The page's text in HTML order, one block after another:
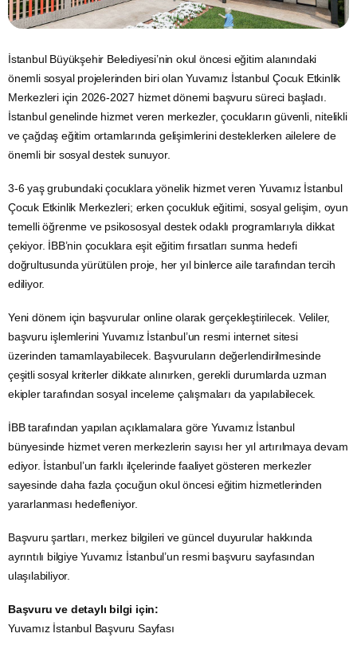
İstanbul Büyükşehir Belediyesi’nin okul öncesi eğitim alanındaki
önemli sosyal projelerinden biri olanYuvamız İstanbul Çocuk Etkinlik
Merkezleri için 2026-2027 hizmet dönemi başvuru süreci başladı.
İstanbul genelinde hizmet veren merkezler, çocukların güvenli, nitelikli
ve çağdaş eğitim ortamlarında gelişimlerini desteklerken ailelere de
önemli bir sosyal destek sunuyor.
3-6 yaş grubundaki çocuklara yönelik hizmet veren Yuvamız İstanbul
Çocuk Etkinlik Merkezleri; erken çocukluk eğitimi, sosyal gelişim, oyun
temelli öğrenme ve psikososyal destek odaklı programlarıyla dikkat
çekiyor. İBB’nin çocuklara eşit eğitim fırsatları sunma hedefi
doğrultusunda yürütülen proje, her yıl binlerce aile tarafından tercih
ediliyor.
Yeni dönem için başvurular online olarak gerçekleştirilecek. Veliler,
başvuru işlemlerini Yuvamız İstanbul’un resmi internet sitesi
üzerinden tamamlayabilecek. Başvuruların değerlendirilmesinde
çeşitli sosyal kriterler dikkate alınırken, gerekli durumlarda uzman
ekipler tarafından sosyal inceleme çalışmaları da yapılabilecek.
İBB tarafından yapılan açıklamalara göre Yuvamız İstanbul
bünyesinde hizmet veren merkezlerin sayısı her yıl artırılmaya devam
ediyor. İstanbul’un farklı ilçelerinde faaliyet gösteren merkezler
sayesinde daha fazla çocuğun okul öncesi eğitim hizmetlerinden
yararlanması hedefleniyor.
Başvuru şartları, merkez bilgileri ve güncel duyurular hakkında
ayrıntılı bilgiye Yuvamız İstanbul’un resmi başvuru sayfasından
ulaşılabiliyor.
Başvuru ve detaylı bilgi için:
Yuvamız İstanbul Başvuru Sayfası